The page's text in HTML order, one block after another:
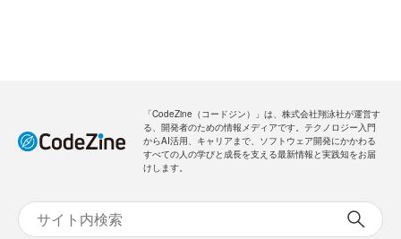
「CodeZine（コードジン）」は、株式会社翔泳社が運営す
る、開発者のための情報メディアです。テクノロジー入門
からAI活用、キャリアまで、ソフトウェア開発にかかわる
すべての人の学びと成長を支える最新情報と実践知をお届
けします。